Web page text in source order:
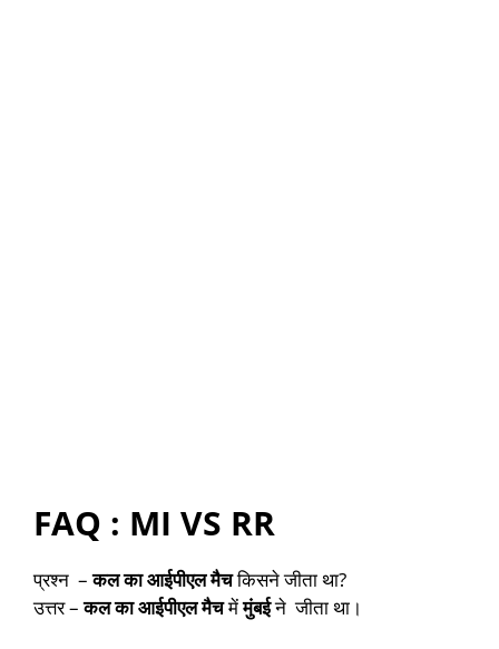
FAQ : MI VS RR
प्रश्न –कल का आईपीएल मैचकिसने जीता था?
उत्तर –कल का आईपीएल मैचमेंमुंबईने जीता था।